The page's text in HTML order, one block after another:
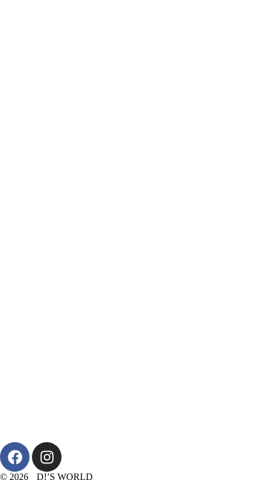
© 2026 D!’S WORLD